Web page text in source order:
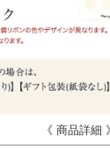
《 商品詳細 》